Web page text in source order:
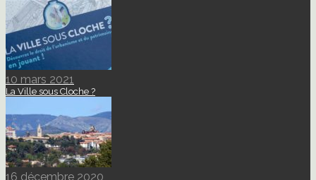
10 mars 2021
La Ville sous Cloche ?
16 décembre 2020